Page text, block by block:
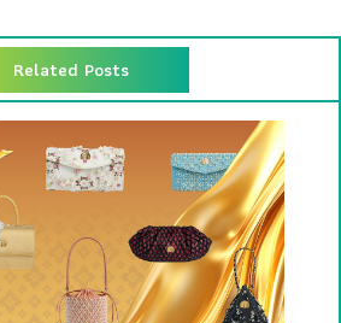
Related Posts